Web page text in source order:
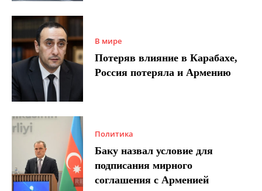
В мире
Потеряв влияние в Карабахе,
Россия потеряла и Армению
Политика
Баку назвал условие для
подписания мирного
соглашения с Арменией